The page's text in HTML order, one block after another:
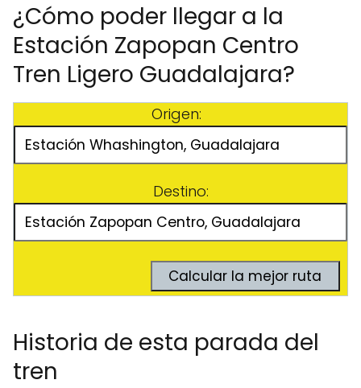
¿Cómo poder llegar a la
Estación Zapopan Centro
Tren Ligero Guadalajara?
Origen:
Destino:
Historia de esta parada del
tren